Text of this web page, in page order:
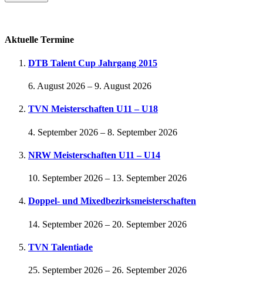
Aktuelle Termine
DTB Talent Cup Jahrgang 2015
6. August 2026 – 9. August 2026
TVN Meisterschaften U11 – U18
4. September 2026 – 8. September 2026
NRW Meisterschaften U11 – U14
10. September 2026 – 13. September 2026
Doppel- und Mixedbezirksmeisterschaften
14. September 2026 – 20. September 2026
TVN Talentiade
25. September 2026 – 26. September 2026